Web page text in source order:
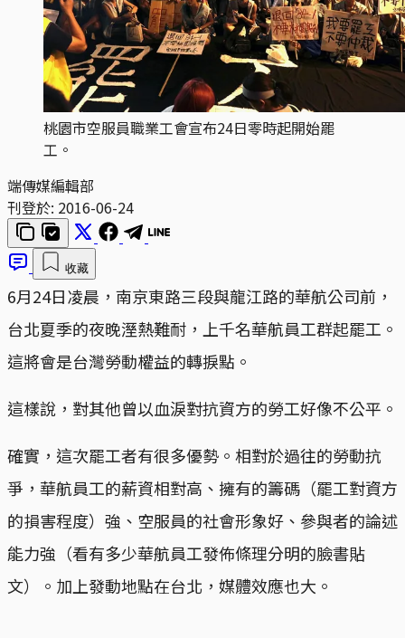
桃園市空服員職業工會宣布24日零時起開始罷
工。
端傳媒編輯部
刊登於: 2016-06-24
收藏
6月24日凌晨，南京東路三段與龍江路的華航公司前，
台北夏季的夜晚溼熱難耐，上千名華航員工群起罷工。
這將會是台灣勞動權益的轉捩點。
這樣說，對其他曾以血淚對抗資方的勞工好像不公平。
確實，這次罷工者有很多優勢。相對於過往的勞動抗
爭，華航員工的薪資相對高、擁有的籌碼（罷工對資方
的損害程度）強、空服員的社會形象好、參與者的論述
能力強（看有多少華航員工發佈條理分明的臉書貼
文）。加上發動地點在台北，媒體效應也大。